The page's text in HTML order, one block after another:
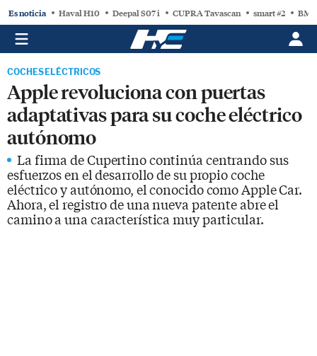
Es noticia Haval H10 Deepal S07 i CUPRA Tavascan smart #2
COCHES ELÉCTRICOS
Apple revoluciona con puertas
adaptativas para su coche eléctrico
autónomo
La firma de Cupertino continúa centrando sus
esfuerzos en el desarrollo de su propio coche
eléctrico y autónomo, el conocido como Apple Car.
Ahora, el registro de una nueva patente abre el
camino a una característica muy particular.